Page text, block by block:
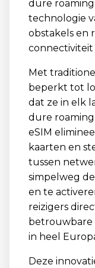
dure
technologie
obstakels en
connectiviteit
Met
beperkt tot
dat ze in elk
dure
eSIM
kaarten en
tussen
simpelweg
en te
reizigers
betrouwbare
in heel
Deze